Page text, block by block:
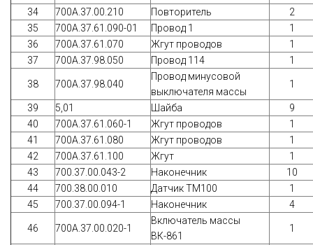
34
700А.37.00.210 Повторитель
2
35
700А.37.61.090-01 Провод 1
1
36
700А.37.61.070 Жгут проводов
1
37
700А.37.98.050 Провод 114 1
38 700А.37.98.040
Провод минусовой
выключателя массы
1
39 5,01 Шайба
9
40
700А.37.61.060-1 Жгут проводов
1
41
700А.37.61.080 Жгут проводов
1
42
700А.37.61.100 Жгут
1
43
700.37.00.043-2 Наконечник
10
44
700.38.00.010 Датчик ТМ100
1
45
700.37.00.094-1 Наконечник 4
46 700А.37.00.020-1
Включатель массы
ВК-861
1